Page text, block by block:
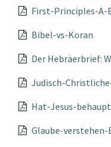
First-Principles-A-
Bibel-vs-Koran
Hat-Jesus-